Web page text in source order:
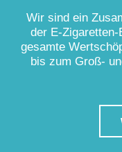
Wir sind ein
der E-
gesamte
bis zum Groß-